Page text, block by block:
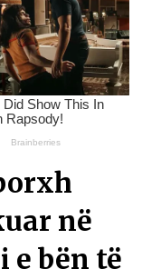
në
e bën të